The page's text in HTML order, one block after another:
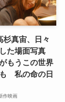
杉真宙、日々
た場面写真
もうこの世界
私の命の日
作映画